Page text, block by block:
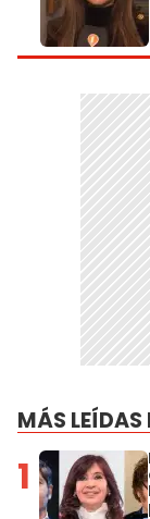
MÁS LEÍDAS
1